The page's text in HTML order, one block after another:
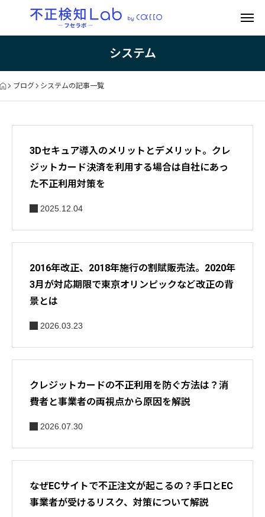
システム
ブログ システムの記事一覧
3Dセキュア導入のメリットとデメリット。クレ
ジットカード決済を利用する場合は自社にあっ
た不正利用対策を
2025.12.04
2016年改正、2018年施行の割賦販売法。2020年
3月が対応期限で東京オリンピックなど改正の背
景とは
2026.03.23
クレジットカードの不正利用を防ぐ方法は？消
費者と事業者の両視点から原因を解説
2026.07.30
なぜECサイトで不正注文が起こるの？手口とEC
事業者が受けるリスク、対策について解説